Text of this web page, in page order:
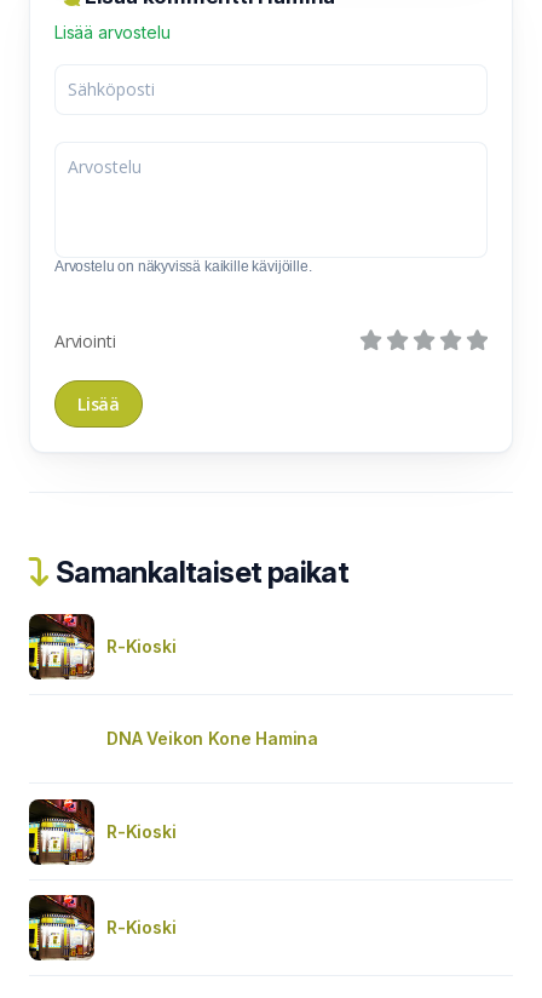
Lisää arvostelu
Arvostelu on näkyvissä kaikille kävijöille.
Arviointi
Samankaltaiset paikat
R-Kioski
DNA Veikon Kone Hamina
R-Kioski
R-Kioski